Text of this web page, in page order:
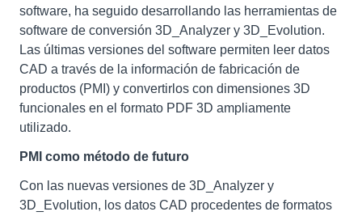
software, ha seguido desarrollando las herramientas de
software de conversión 3D_Analyzer y 3D_Evolution.
Las últimas versiones del software permiten leer datos
CAD a través de la información de fabricación de
productos (PMI) y convertirlos con dimensiones 3D
funcionales en el formato PDF 3D ampliamente
utilizado.
PMI como método de futuro
Con las nuevas versiones de 3D_Analyzer y
3D_Evolution, los datos CAD procedentes de formatos